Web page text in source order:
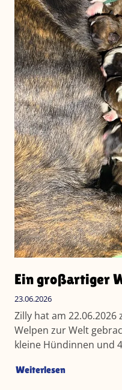
Ein großartiger
23.06.2026
Zilly hat am 22.06.2026
Welpen zur Welt
kleine Hündinnen und
Weiterlesen